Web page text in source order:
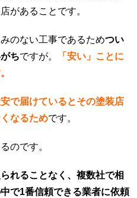
があることです。
のない工事であるためつい
ちですが。 「 安い」ことに
で届けているとその塗装店
なるためです。
のです。
れることなく、複数社で相
で1番信頼できる業者に依頼